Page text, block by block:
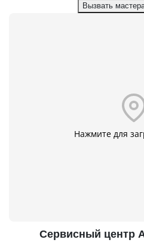
Вызвать
Нажмите для
Сервисный центр